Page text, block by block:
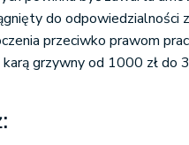
do odpowiedzialności
przeciwko prawom
grzywny od 1000 zł do